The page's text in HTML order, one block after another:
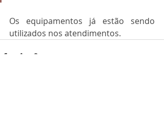
Os equipamentos já estão sendo
utilizados nos atendimentos.